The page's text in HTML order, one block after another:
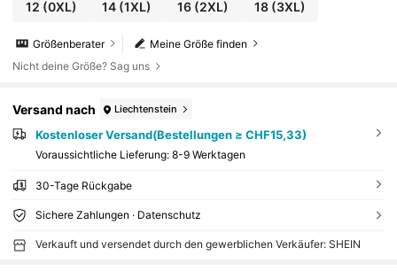
12 (0XL) 14 (1XL) 16(2XL) 18(3XL)
Meine Größe finden
Größenberater
Nicht deine Größe? Sag uns
Versand nach Liechtenstein
Kostenloser Versand(Bestellungen ≥ CHF15,33)
Voraussichtliche Lieferung: 8-9 Werktagen
30-Tage Rückgabe
Sichere Zahlungen · Datenschutz
Verkauft und versendet durch den gewerblichen Verkäufer: SHEIN